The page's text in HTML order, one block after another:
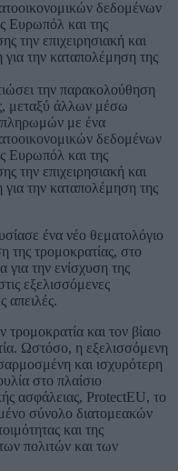
την παρακολούθηση
μεταξύ άλλων μέσω
πληρωμών με ένα
δεδομένων
Ευρωπόλ και της
την επιχειρησιακή και
για την καταπολέμηση της
ένα νέο θεματολόγιο
της τρομοκρατίας, στο
για την ενίσχυση της
εξελισσόμενες
απειλές.
και τον βίαιο
Ωστόσο, η εξελισσόμενη
και ισχυρότερη
στο πλαίσιο
ασφάλειας, ProtectEU, το
σύνολο διατομεακών
και της
πολιτών και των